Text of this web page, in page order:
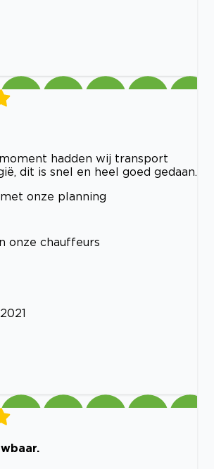
hadden wij transport
dit is snel en heel goed gedaan.
onze planning
onze chauffeurs